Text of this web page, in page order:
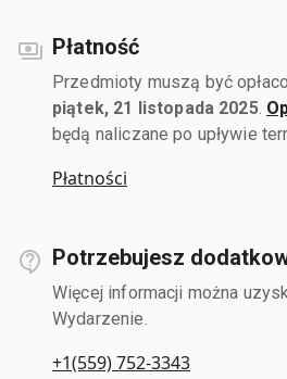
Płatność
Przedmioty muszą być
piątek, 21 listopada 2025.
będą naliczane po upływie
Płatności
Potrzebujesz
Więcej informacji można
Wydarzenie.
+1(559) 752-3343